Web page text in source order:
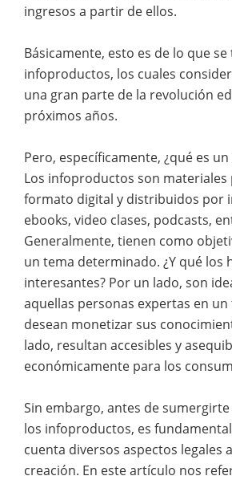
ingresos a partir de ellos.
Básicamente, esto es de lo que
infoproductos, los cuales
una gran parte de la revolución
próximos años.
Pero, específicamente, ¿qué es
Los infoproductos son
formato digital y distribuidos por
ebooks, video clases, podcasts,
Generalmente, tienen como
un tema determinado. ¿Y qué los
interesantes? Por un lado, son
aquellas personas expertas en
desean monetizar sus
lado, resultan accesibles y
económicamente para los
Sin embargo, antes de
los infoproductos, es
cuenta diversos aspectos legales
creación. En este artículo nos